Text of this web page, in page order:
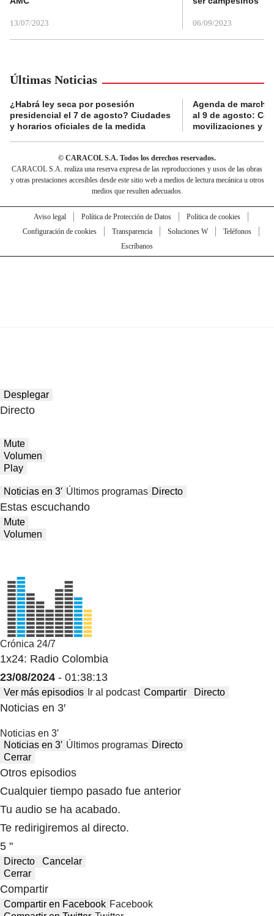
13/07/2023 06/09/2023
Últimas Noticias
¿Habrá ley seca por posesión
presidencial el 7 de agosto? Ciudades
y horarios oficiales de la medida
Agenda de
al 9 de agosto:
movilizaciones y
© CARACOL S.A. Todos los derechos reservados.
CARACOL S.A. realiza una reserva expresa de las reproducciones y usos de las obras
y otras prestaciones accesibles desde este sitio web a medios de lectura mecánica u otros
medios que resulten adecuados.
Aviso legal Política de Protección de Datos
Política de cookies
Configuración de cookies
Transparencia Soluciones W
Teléfonos
Escríbanos
Desplegar
Directo
Mute
Volumen
Play
Noticias en 3′ Últimos programas Directo
Estas escuchando
Mute
Volumen
Crónica 24/7
1x24: Radio Colombia
23/08/2024 - 01:38:13
Ver más episodios Ir al podcast Compartir Directo
Noticias en 3′
Noticias en 3′
Noticias en 3′ Últimos programas Directo
Cerrar
Otros episodios
Cualquier tiempo pasado fue anterior
Tu audio se ha acabado.
Te redirigiremos al directo.
5 "
Directo
Cancelar
Cerrar
Compartir
Compartir en Facebook Facebook